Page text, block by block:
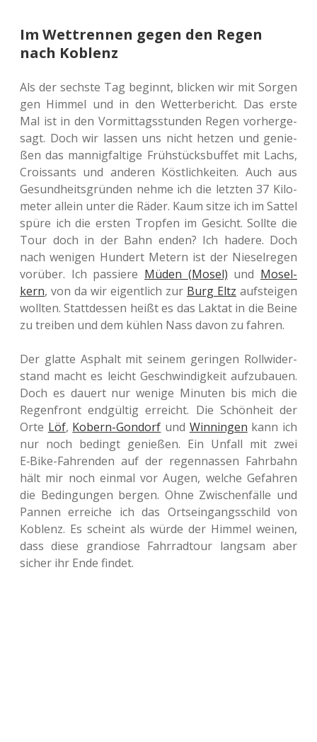
Im Wettrennen gegen den Regen
nach Koblenz
Als der sechs­te Tag beginnt, bli­cken wir mit Sorgen
gen Himmel und in den Wet­ter­be­richt. Das erste
Mal ist in den Vor­mit­tags­stun­den Regen vor­her­ge­
sagt. Doch wir lassen uns nicht hetzen und genie­
ßen das man­nig­fal­ti­ge Früh­stücks­buf­fet mit Lachs,
Crois­sants und ande­ren Köst­lich­kei­ten. Auch aus
Gesund­heits­grün­den nehme ich die letz­ten 37 Kilo­
me­ter allein unter die Räder. Kaum sitze ich im Sattel
spüre ich die ersten Trop­fen im Gesicht. Sollte die
Tour doch in der Bahn enden? Ich hadere. Doch
nach weni­gen Hun­dert Metern ist der Nie­sel­re­gen
vor­über. Ich pas­sie­re Müden (Mosel) und Mosel­
kern, von da wir eigent­lich zur Burg Eltz auf­stei­gen
woll­ten. Statt­des­sen heißt es das Laktat in die Beine
zu trei­ben und dem kühlen Nass davon zu fahren.
Der glatte Asphalt mit seinem gerin­gen Roll­wi­der­
stand macht es leicht Geschwin­dig­keit auf­zu­bau­en.
Doch es dauert nur wenige Minu­ten bis mich die
Regen­front end­gül­tig erreicht. Die Schön­heit der
Orte Löf, Kobern-Gon­dorf und Win­nin­gen kann ich
nur noch bedingt genie­ßen. Ein Unfall mit zwei
E‑Bike-Fah­ren­den auf der regen­nas­sen Fahr­bahn
hält mir noch einmal vor Augen, welche Gefah­ren
die Bedin­gun­gen bergen. Ohne Zwi­schen­fäl­le und
Pannen errei­che ich das Orts­ein­gangs­schild von
Koblenz. Es scheint als würde der Himmel weinen,
dass diese gran­dio­se Fahr­rad­tour lang­sam aber
sicher ihr Ende findet.